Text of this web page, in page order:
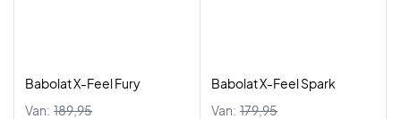
Babolat X-Feel Fury
Van: 189,95
Babolat X-Feel Spark
Van: 179,95